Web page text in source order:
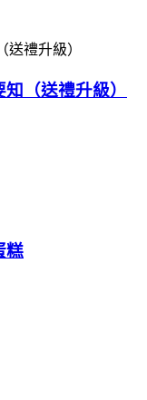
（送禮升級）
糕